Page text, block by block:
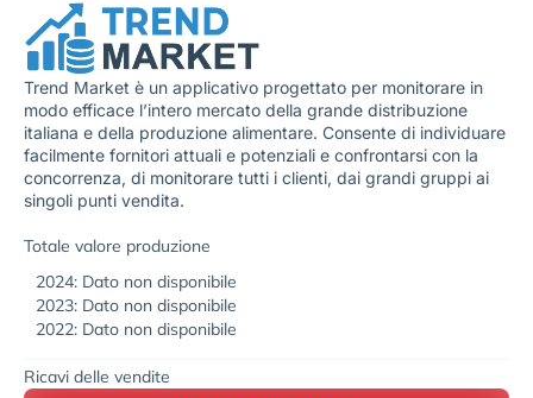
Trend Market è un applicativo progettato per monitorare in
modo efficace l’intero mercato della grande distribuzione
italiana e della produzione alimentare. Consente di individuare
facilmente fornitori attuali e potenziali e confrontarsi con la
concorrenza, di monitorare tutti i clienti, dai grandi gruppi ai
singoli punti vendita.
Totale valore produzione
2024: Dato non disponibile
2023: Dato non disponibile
2022: Dato non disponibile
Ricavi delle vendite